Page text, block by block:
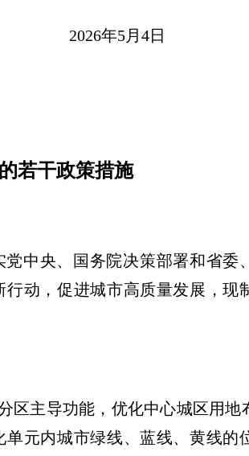
4日
若干政策措施
中央、国务院决策部署和省委
动，促进城市高质量发展，现
区主导功能，优化中心城区用地
元内城市绿线、蓝线、黄线的